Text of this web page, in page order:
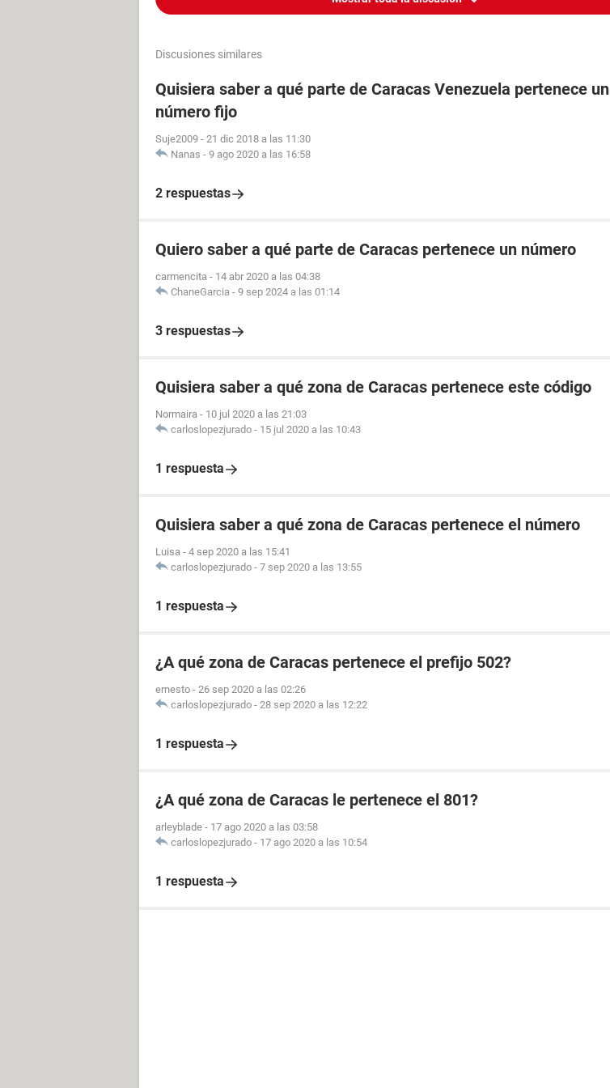
Discusiones similares
Quisiera saber a qué parte de Caracas Venezuela pertenece un
número fijo
Suje2009 - 21 dic 2018 a las 11:30
Nanas - 9 ago 2020 a las 16:58
2 respuestas
Quiero saber a qué parte de Caracas pertenece un número
carmencita - 14 abr 2020 a las 04:38
ChaneGarcia - 9 sep 2024 a las 01:14
3 respuestas
Quisiera saber a qué zona de Caracas pertenece este código
Normaira - 10 jul 2020 a las 21:03
carloslopezjurado - 15 jul 2020 a las 10:43
1 respuesta
Quisiera saber a qué zona de Caracas pertenece el número
Luisa - 4 sep 2020 a las 15:41
carloslopezjurado - 7 sep 2020 a las 13:55
1 respuesta
¿A qué zona de Caracas pertenece el prefijo 502?
ernesto - 26 sep 2020 a las 02:26
carloslopezjurado - 28 sep 2020 a las 12:22
1 respuesta
¿A qué zona de Caracas le pertenece el 801?
arleyblade - 17 ago 2020 a las 03:58
carloslopezjurado - 17 ago 2020 a las 10:54
1 respuesta